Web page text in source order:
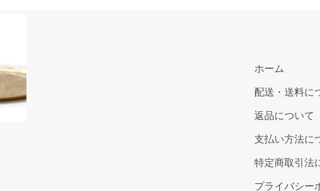
ホーム
配送・送料に
返品について
支払い方法に
特定商取引法
プライバシー